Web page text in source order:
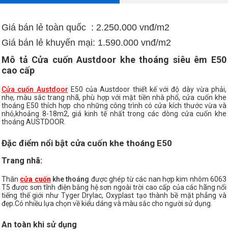
Giá bán lẻ toàn quốc : 2.250.000 vnđ/m2
Giá bán lẻ khuyến mại: 1.590.000 vnđ/m2
Mô tả Cửa cuốn Austdoor khe thoáng siêu êm E50
cao cấp
Cửa cuốn Austdoor E50 của Austdoor thiết kế với độ dày vừa phải,
nhẹ, màu sắc trang nhã, phù hợp với mặt tiền nhà phố, cửa cuốn khe
thoáng E50 thích hợp cho những công trình có cửa kích thước vừa và
nhỏ,khoảng 8-18m2, giá kinh tế nhất trong các dòng cửa cuốn khe
thoáng AUSTDOOR.
Đặc điểm nổi bật cửa cuốn khe thoáng E50
Trang nhã:
Thân cửa cuốn khe thoáng được ghép từ các nan hợp kim nhôm 6063
T5 được sơn tĩnh điện bằng hệ sơn ngoài trời cao cấp của các hãng nổi
tiếng thế giới như Tyger Drylac, Oxyplast tạo thành bề mặt phẳng và
đẹp.Có nhiều lựa chọn về kiểu dáng và màu sắc cho người sử dụng.
An toàn khi sử dụng